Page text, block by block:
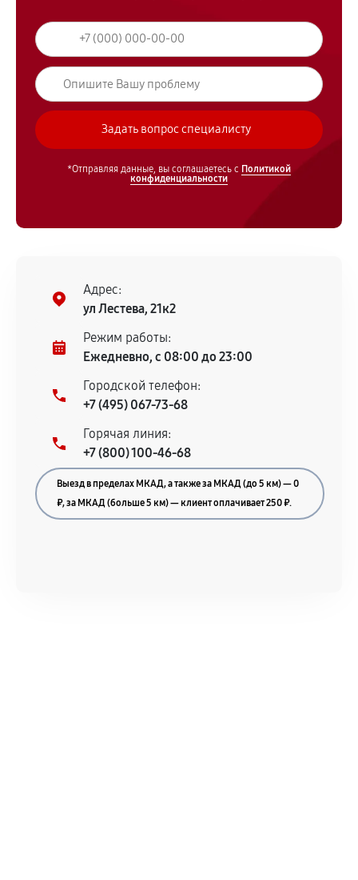
*Отправляя данные, вы соглашаетесь с Политикой
конфиденциальности
Адрес:
ул Лестева, 21к2
Режим работы:
Ежедневно, с 08:00 до 23:00
Городской телефон:
+7 (495) 067-73-68
Горячая линия:
+7 (800) 100-46-68
Выезд в пределах МКАД, а также за МКАД (до 5 км) — 0
₽, за МКАД (больше 5 км) — клиент оплачивает 250 ₽.